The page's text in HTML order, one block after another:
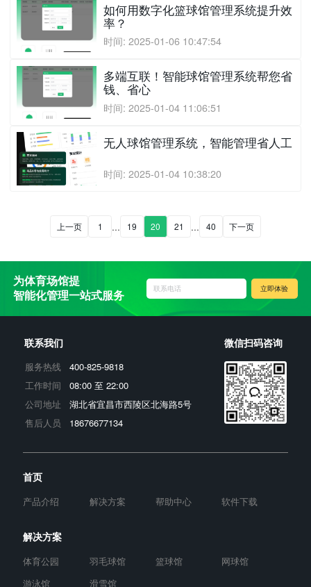
如何用数字化篮球馆管理系统提升效
率？
时间: 2025-01-06 10:47:54
多端互联！智能球馆管理系统帮您省
钱、省心
时间: 2025-01-04 11:06:51
无人球馆管理系统，智能管理省人工
时间: 2025-01-04 10:38:20
上一页 1 ... 19 20 21 ... 40 下一页
为体育场馆提
智能化管理一站式服务
联系电话 立即体验
联系我们
服务热线
400-825-9818
工作时间
08:00 至 22:00
公司地址
湖北省宜昌市西陵区北海路5号
售后人员
18676677134
微信扫码咨询
首页
产品介绍 解决方案 帮助中心 软件下载
解决方案
体育公园 羽毛球馆 篮球馆
网球馆
游泳馆
滑雪馆